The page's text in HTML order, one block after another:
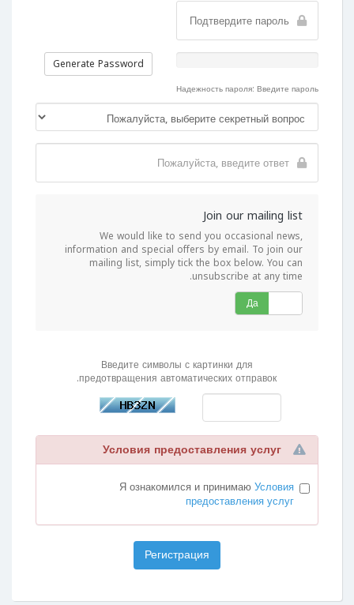
Generate Password
Надежность пароля: Введите пароль
Join our mailing list
We would like to send you occasional news,
information and special offers by email. To join our
mailing list, simply tick the box below. You can
unsubscribe at any time.
Да
Введите символы с картинки для
предотвращения автоматических отправок.
Я ознакомился и принимаюУсловия
предоставления услуг